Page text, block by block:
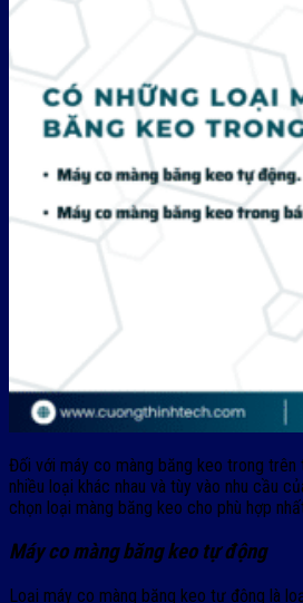
Đối với máy co màng băng keo trong trên
nhiều loại khác nhau và tùy vào nhu cầu
chọn loại màng băng keo cho phù hợp
Máy co màng băng keo tự động
Loại máy co màng băng keo tự động là